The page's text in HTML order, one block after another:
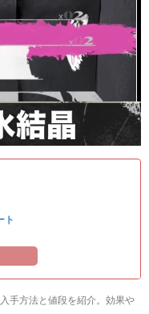
ト
手方法と値段を紹介。効果や